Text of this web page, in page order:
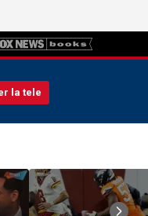
la tele